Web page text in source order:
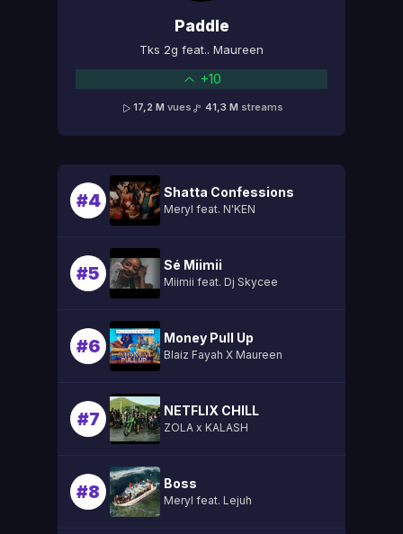
Paddle
Tks 2g feat.. Maureen
+10
17,2 M vues 41,3 M streams
#4 Shatta Confessions
Meryl feat. N'KEN
#5 Sé Miimii
Miimii feat. Dj Skycee
#6 Money Pull Up
Blaiz Fayah X Maureen
#7 NETFLIX CHILL
ZOLA x KALASH
#8 Boss
Meryl feat. Lejuh